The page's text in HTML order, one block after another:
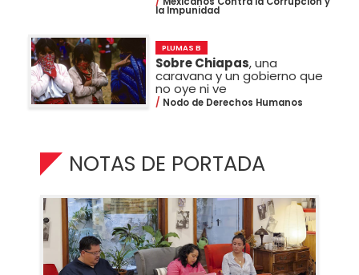
la Impunidad
PLUMAS B
Sobre Chiapas, una
caravana y un gobierno que
no oye ni ve
Nodo de Derechos Humanos
NOTAS DE PORTADA